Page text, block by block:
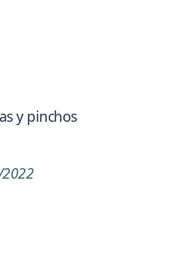
y pinchos